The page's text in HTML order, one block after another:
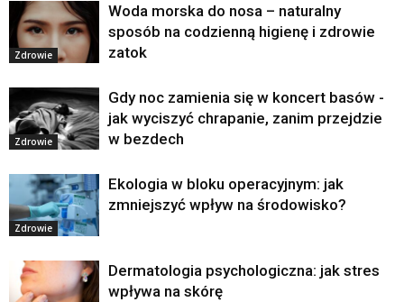
Zdrowie
Woda morska do nosa – naturalny
sposób na codzienną higienę i zdrowie
zatok
Zdrowie
Gdy noc zamienia się w koncert basów -
jak wyciszyć chrapanie, zanim przejdzie
w bezdech
Zdrowie
Ekologia w bloku operacyjnym: jak
zmniejszyć wpływ na środowisko?
Dermatologia psychologiczna: jak stres
wpływa na skórę